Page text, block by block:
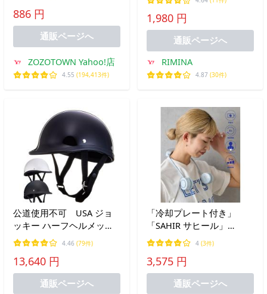
886 円
通販ページへ
ZOZOTOWN Yahoo!店
4.55 (194,413件)
ック 黒 シルバー クリア
ステンレス アクリル
RIMINA
1,980 円
通販ページへ
RIMINA
4.87 (30件)
公道使用不可 USA ジョ
ッキー ハーフヘルメッ
ト S M/L XL/XXL
TT&amp;CO.
4.46 (79件)
13,640 円
通販ページへ
「冷却プレート付き」
「SAHIR サヒール」
Kurukuru peltier neck
fan くるくるネックファ
ン
4 (3件)
3,575 円
通販ページへ